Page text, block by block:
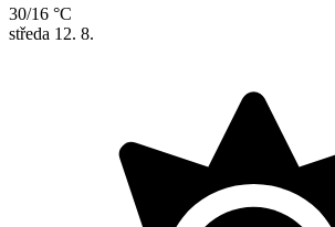
30/16 °C
středa 12. 8.